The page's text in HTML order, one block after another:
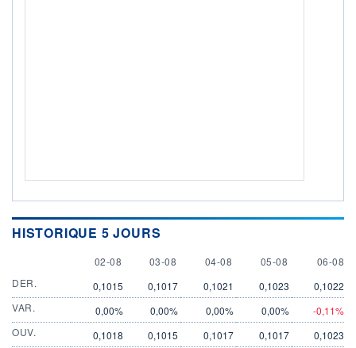
HISTORIQUE 5 JOURS
2 AUGUST
02-08 3 AUGUST
03-08 4 AUGUST
04-08 5 AUGUST
05-08 6
06-08
DER.
0,1015 0,1017 0,1021 0,1023
0,1022
VAR.
0,00% 0,00% 0,00% 0,00%
-0,11%
OUV.
0,1018 0,1015 0,1017 0,1017
0,1023